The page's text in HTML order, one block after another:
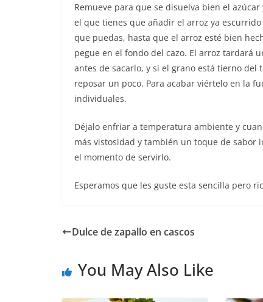
Remueve para que se disuelva bien el
el que tienes que añadir el arroz ya
que puedas, hasta que el arroz esté bien
pegue en el fondo del cazo. El arroz tardará
antes de sacarlo, y si el grano está tierno
reposar un poco. Para acabar viértelo en la
individuales.
Déjalo enfriar a temperatura ambiente y
más vistosidad y también un toque de sabor
el momento de servirlo.
Esperamos que les guste esta sencilla pero
Dulce de zapallo en cascos
You May Also Like